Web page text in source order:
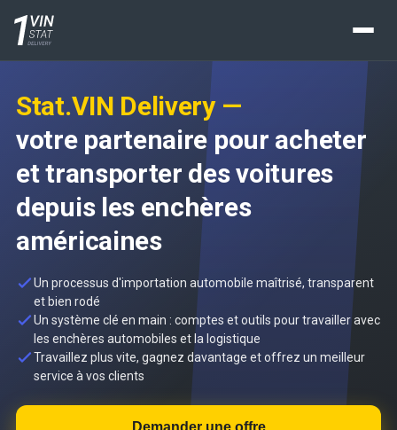
Stat.VIN Delivery —
votre partenaire pour acheter
et transporter des voitures
depuis les enchères
américaines
Un processus d'importation automobile maîtrisé, transparent
et bien rodé
Un système clé en main : comptes et outils pour travailler avec
les enchères automobiles et la logistique
Travaillez plus vite, gagnez davantage et offrez un meilleur
service à vos clients
Demander une offre